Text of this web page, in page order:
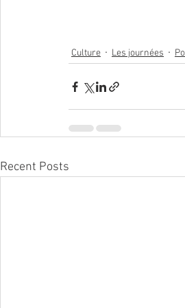
Culture Les journées
Recent Posts